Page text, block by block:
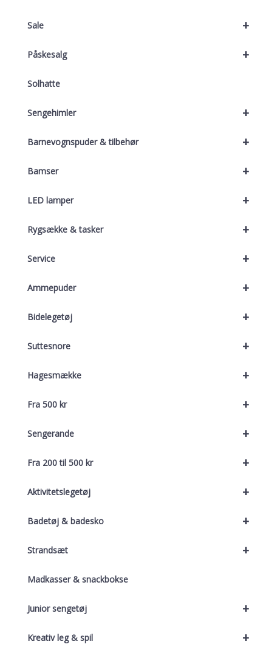
+
Sale
+
Påskesalg
Solhatte
+
Sengehimler
+
Barnevognspuder & tilbehør
+
Bamser
+
LED lamper
+
Rygsække & tasker
+
Service
+
Ammepuder
+
Bidelegetøj
+
Suttesnore
+
Hagesmække
+
Fra 500 kr
+
Sengerande
+
Fra 200 til 500 kr
+
Aktivitetslegetøj
+
Badetøj & badesko
+
Strandsæt
Madkasser & snackbokse
+
Junior sengetøj
+
Kreativ leg & spil